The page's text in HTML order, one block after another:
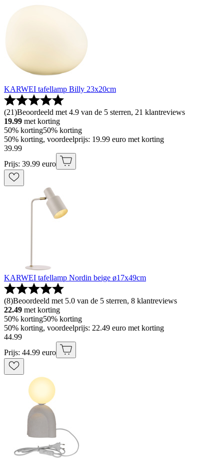
KARWEI tafellamp Billy 23x20cm
(21)Beoordeeld met 4.9 van de 5 sterren, 21 klantreviews
19.99 met korting
50% korting50% korting
50% korting, voordeelprijs: 19.99 euro met korting
39.99
Prijs: 39.99 euro
KARWEI tafellamp Nordin beige ø17x49cm
(8)Beoordeeld met 5.0 van de 5 sterren, 8 klantreviews
22.49 met korting
50% korting50% korting
50% korting, voordeelprijs: 22.49 euro met korting
44.99
Prijs: 44.99 euro